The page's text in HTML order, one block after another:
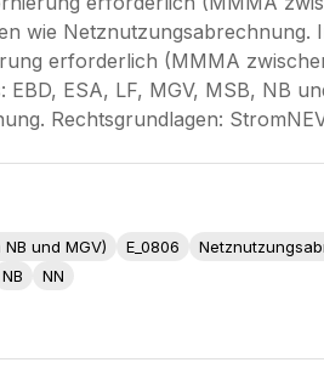
wie Netznutzungsabrechnung.
erforderlich (MMMA
ESA, LF, MGV, MSB, NB
Rechtsgrundlagen:
und MGV) E_0806
NB NN